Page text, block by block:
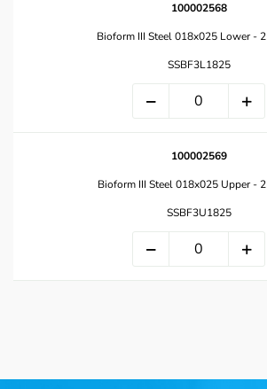
100002568
Bioform III Steel 018x025 Lower -
SSBF3L1825
100002569
Bioform III Steel 018x025 Upper -
SSBF3U1825